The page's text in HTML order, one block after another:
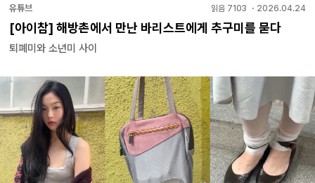
유튜브 읽음 7103 ・ 2026.04.24
[아이참] 해방촌에서 만난 바리스트에게 추구미를 묻다
퇴폐미와 소년미 사이